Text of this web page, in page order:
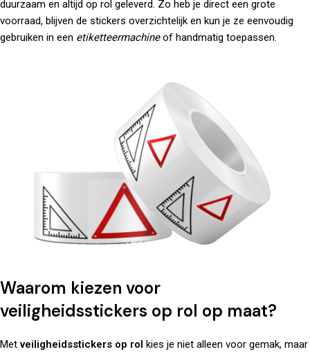
duurzaam en altijd op rol geleverd. Zo heb je direct een grote
voorraad, blijven de stickers overzichtelijk en kun je ze eenvoudig
gebruiken in een etiketteermachineof handmatig toepassen.
Waarom kiezen voor
veiligheidsstickers op rol op maat?
Metveiligheidsstickers op rol kies je niet alleen voor gemak, maar